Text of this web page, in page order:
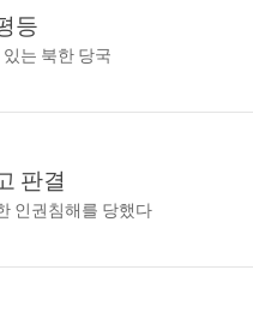
등
는 북한 당국
판결
인권침해를 당했다